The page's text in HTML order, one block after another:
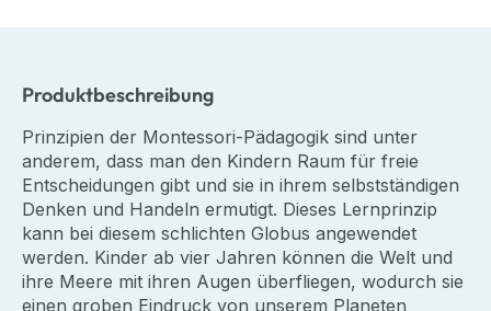
Produktbeschreibung
Prinzipien der Montessori-Pädagogik sind unter
anderem, dass man den Kindern Raum für freie
Entscheidungen gibt und sie in ihrem selbstständigen
Denken und Handeln ermutigt. Dieses Lernprinzip
kann bei diesem schlichten Globus angewendet
werden. Kinder ab vier Jahren können die Welt und
ihre Meere mit ihren Augen überfliegen, wodurch sie
einen groben Eindruck von unserem Planeten